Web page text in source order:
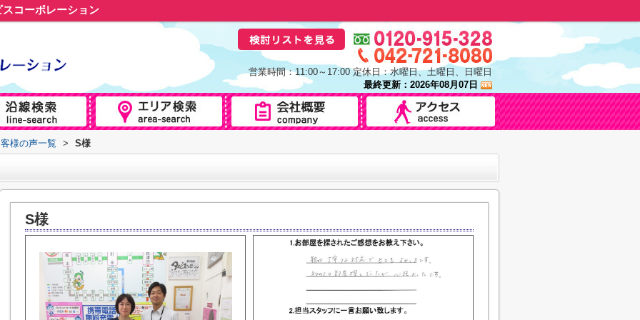
コーポレーション
営業時間：11:00～17:00 定休日：水曜日、土曜日、日曜日
最終更新：2026年08月07日
様の声一覧 > S様
S様